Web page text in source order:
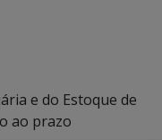
e do Estoque de
ao prazo